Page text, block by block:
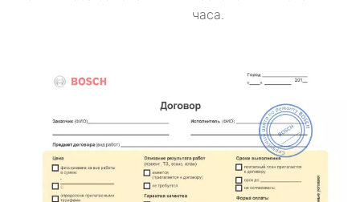
часа.